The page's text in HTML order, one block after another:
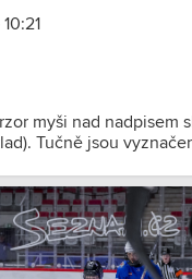
myši nad nadpisem
Tučně jsou